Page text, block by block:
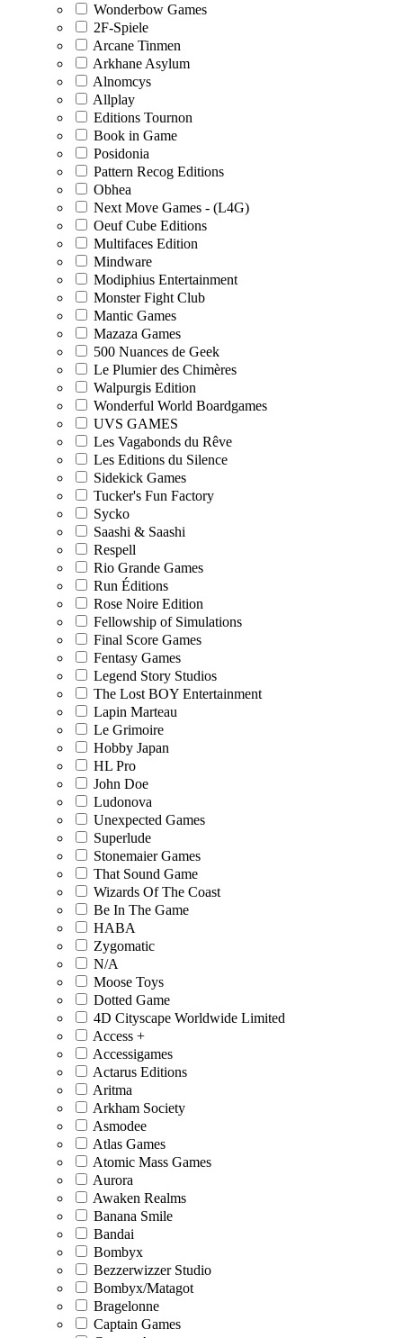
Wonderbow Games
2F-Spiele
Arcane Tinmen
Arkhane Asylum
Alnomcys
Allplay
Editions Tournon
Book in Game
Posidonia
Pattern Recog Editions
Obhea
Next Move Games - (L4G)
Oeuf Cube Editions
Multifaces Edition
Mindware
Modiphius Entertainment
Monster Fight Club
Mantic Games
Mazaza Games
500 Nuances de Geek
Le Plumier des Chimères
Walpurgis Edition
Wonderful World Boardgames
UVS GAMES
Les Vagabonds du Rêve
Les Editions du Silence
Sidekick Games
Tucker's Fun Factory
Sycko
Saashi & Saashi
Respell
Rio Grande Games
Run Éditions
Rose Noire Edition
Fellowship of Simulations
Final Score Games
Fentasy Games
Legend Story Studios
The Lost BOY Entertainment
Lapin Marteau
Le Grimoire
Hobby Japan
HL Pro
John Doe
Ludonova
Unexpected Games
Superlude
Stonemaier Games
That Sound Game
Wizards Of The Coast
Be In The Game
HABA
Zygomatic
N/A
Moose Toys
Dotted Game
4D Cityscape Worldwide Limited
Access +
Accessigames
Actarus Editions
Aritma
Arkham Society
Asmodee
Atlas Games
Atomic Mass Games
Aurora
Awaken Realms
Banana Smile
Bandai
Bombyx
Bezzerwizzer Studio
Bombyx/Matagot
Bragelonne
Captain Games